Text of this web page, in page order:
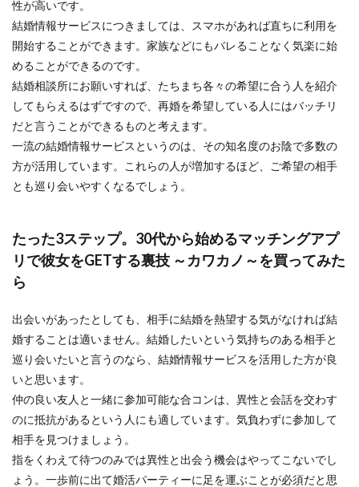
性が高いです。
結婚情報サービスにつきましては、スマホがあれば直ちに利用を
開始することができます。家族などにもバレることなく気楽に始
めることができるのです。
結婚相談所にお願いすれば、たちまち各々の希望に合う人を紹介
してもらえるはずですので、再婚を希望している人にはバッチリ
だと言うことができるものと考えます。
一流の結婚情報サービスというのは、その知名度のお陰で多数の
方が活用しています。これらの人が増加するほど、ご希望の相手
とも巡り会いやすくなるでしょう。
たった3ステップ。30代から始めるマッチングアプ
リで彼女をGETする裏技 ～カワカノ～を買ってみた
ら
出会いがあったとしても、相手に結婚を熱望する気がなければ結
婚することは適いません。結婚したいという気持ちのある相手と
巡り会いたいと言うのなら、結婚情報サービスを活用した方が良
いと思います。
仲の良い友人と一緒に参加可能な合コンは、異性と会話を交わす
のに抵抗があるという人にも適しています。気負わずに参加して
相手を見つけましょう。
指をくわえて待つのみでは異性と出会う機会はやってこないでし
ょう。一歩前に出て婚活パーティーに足を運ぶことが必須だと思